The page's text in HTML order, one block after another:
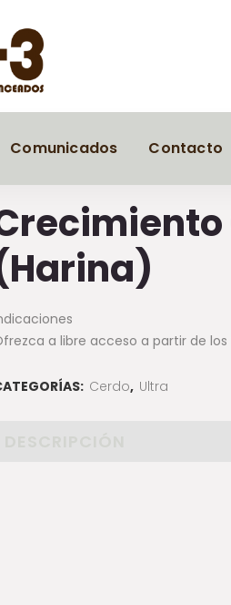
Comunicados Contacto
a libre acceso a partir de
Cerdo, Ultra